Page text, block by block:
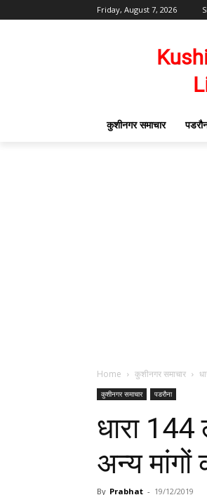
Friday, August 7, 2026
कुशीनगर समाचार
Home कुशीनगर समाचार
कुशीनगर समाचार पडरौना
धारा 144
अन्य
By Prabhat - 19/12/2019